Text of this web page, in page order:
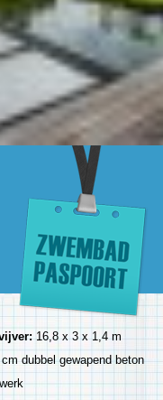
16,8 x 3 x 1,4 m
dubbel gewapend beton